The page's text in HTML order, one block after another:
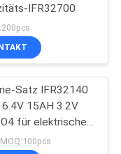
62
IFR32700
Satz IFR32140
15AH 3.2V
für elektrisches
Solar